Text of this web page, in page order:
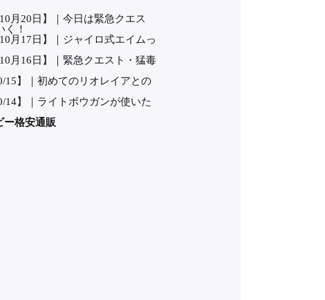
月20日】｜今日は緊急クエス
く！
月17日】｜ジャイロ式エイムっ
月16日】｜緊急クエスト・猛毒
15】｜初めてのリオレイアとの
14】｜ライトボウガンが使いた
ー格安通販